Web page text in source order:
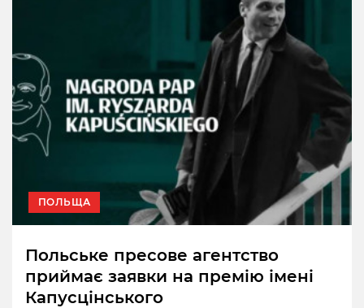
ПОЛЬЩА
Польське пресове агентство
приймає заявки на премію імені
Капусцінського